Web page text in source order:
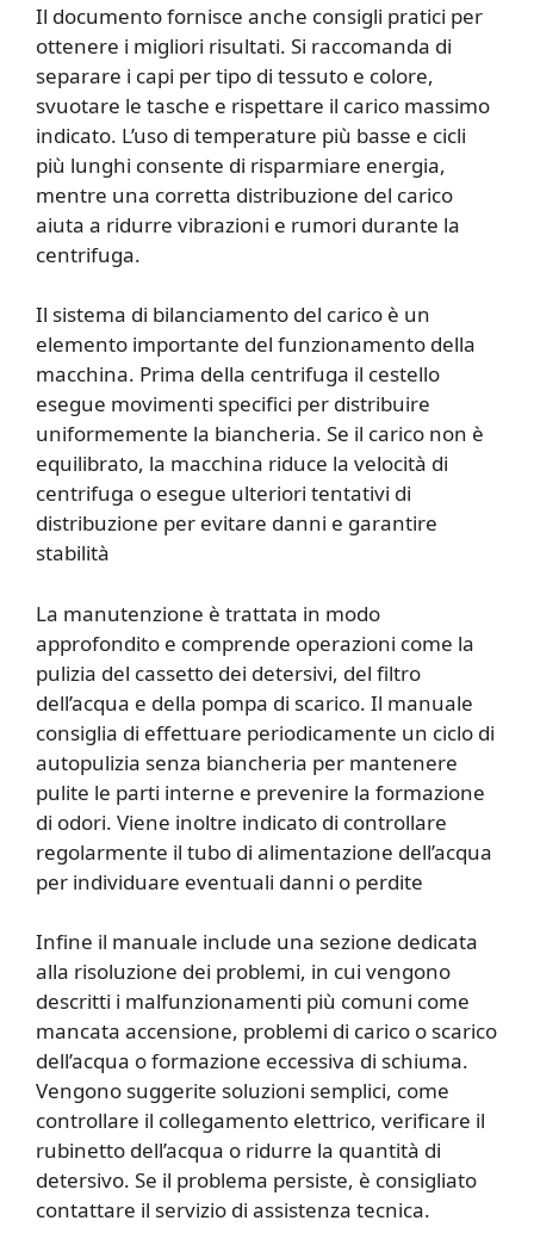
Il documento fornisce anche consigli pratici per
ottenere i migliori risultati. Si raccomanda di
separare i capi per tipo di tessuto e colore,
svuotare le tasche e rispettare il carico massimo
indicato. L’uso di temperature più basse e cicli
più lunghi consente di risparmiare energia,
mentre una corretta distribuzione del carico
aiuta a ridurre vibrazioni e rumori durante la
centrifuga.
Il sistema di bilanciamento del carico è un
elemento importante del funzionamento della
macchina. Prima della centrifuga il cestello
esegue movimenti specifici per distribuire
uniformemente la biancheria. Se il carico non è
equilibrato, la macchina riduce la velocità di
centrifuga o esegue ulteriori tentativi di
distribuzione per evitare danni e garantire
stabilità
La manutenzione è trattata in modo
approfondito e comprende operazioni come la
pulizia del cassetto dei detersivi, del filtro
dell’acqua e della pompa di scarico. Il manuale
consiglia di effettuare periodicamente un ciclo di
autopulizia senza biancheria per mantenere
pulite le parti interne e prevenire la formazione
di odori. Viene inoltre indicato di controllare
regolarmente il tubo di alimentazione dell’acqua
per individuare eventuali danni o perdite
Infine il manuale include una sezione dedicata
alla risoluzione dei problemi, in cui vengono
descritti i malfunzionamenti più comuni come
mancata accensione, problemi di carico o scarico
dell’acqua o formazione eccessiva di schiuma.
Vengono suggerite soluzioni semplici, come
controllare il collegamento elettrico, verificare il
rubinetto dell’acqua o ridurre la quantità di
detersivo. Se il problema persiste, è consigliato
contattare il servizio di assistenza tecnica.